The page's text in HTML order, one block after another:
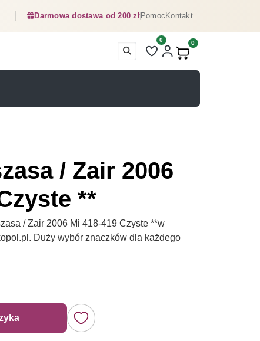
Darmowa dostawa od 200 złPomocKontakt
Liczba pozycji na liście
0
Produkty w koszyku:
0
/ Zair 2006
**
/ Zair 2006 Mi 418-419 Czyste **w
Duży wybór znaczków dla każdego